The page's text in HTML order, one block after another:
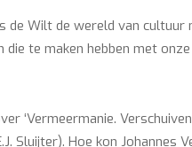
de Wilt de wereld van cultuur
te maken hebben met
‘Vermeermanie.
Sluijter). Hoe kon Johannes